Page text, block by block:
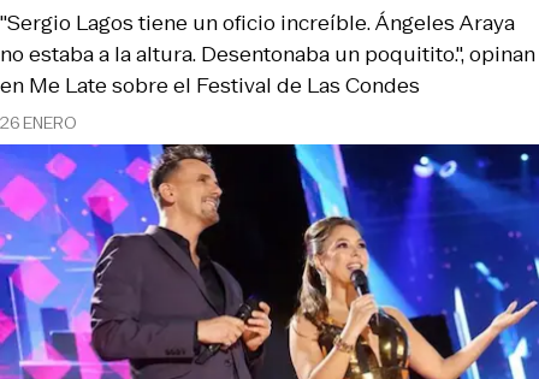
26 ENERO
"Sergio Lagos tiene un oficio increíble. Ángeles Araya
no estaba a la altura. Desentonaba un poquitito.", opinan
en Me Late sobre el Festival de Las Condes